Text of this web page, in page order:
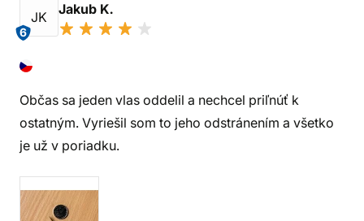
JK
6
Jakub K.
Občas sa jeden vlas oddelil a nechcel priľnúť k
ostatným. Vyriešil som to jeho odstránením a všetko
je už v poriadku.